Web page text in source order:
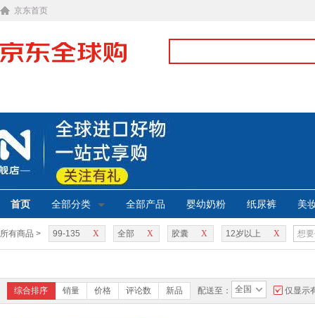
京东首页
首页 全部分类 全部产品 婴幼奶粉 纸尿裤 美
所有商品 > X
99-135 X
全部 X
胶囊 X
12岁以上
综合排序 销量 价格 评论数 新品 配送至： 全国 仅显示